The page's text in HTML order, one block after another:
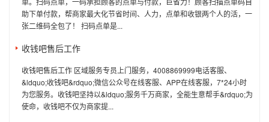
助下单付款，帮商家最大化节省时间、人力，点单和收银两个人的活，一
张二维码全包了！ 扫码点单是...
收钱吧售后工作
收钱吧售后工作 区域服务专员上门服务，4008869999电话客服、
&ldquo;收钱吧&rdquo;微信公众号在线客服、APP在线客服，7*24小时
为您服务。收钱吧坚持以&ldquo;服务千万商家，全能生意帮手&rdquo;为
使命，收钱吧不仅为商家提...